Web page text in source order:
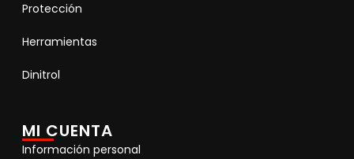
Protección
Herramientas
Dinitrol
MI CUENTA
Información personal